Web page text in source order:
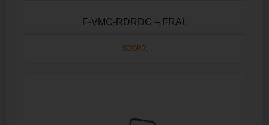
F-VMC-RDRDC – FRAL
SCOPRI